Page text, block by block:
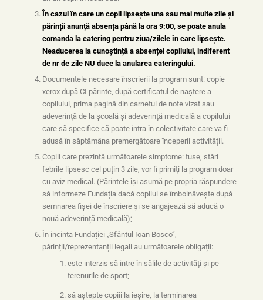
În cazul în care un copil lipsește una sau mai multe zile și
părinții anunță absența până la ora 9:00, se poate anula
comanda la catering pentru ziua/zilele în care lipsește.
Neaducerea la cunoștință a absenței copilului, indiferent
de nr de zile NU duce la anularea cateringului.
Documentele necesare înscrierii la program sunt: copie
xerox după CI părinte, după certificatul de naștere a
copilului, prima pagină din carnetul de note vizat sau
adeverință de la școală și adeverință medicală a copilului
care să specifice că poate intra în colectivitate care va fi
adusă în săptămâna premergătoare începerii activității.
Copiii care prezintă următoarele simptome: tuse, stări
febrile lipsesc cel puțin 3 zile, vor fi primiți la program doar
cu aviz medical. (Părintele își asumă pe propria răspundere
să informeze Fundația dacă copilul se îmbolnăvește după
semnarea fișei de înscriere și se angajează să aducă o
nouă adeverință medicală);
În incinta Fundației „Sfântul Ioan Bosco”,
părinții/reprezentanții legali au următoarele obligații:
este interzis să intre în sălile de activități și pe
terenurile de sport;
să aștepte copiii la ieșire, la terminarea